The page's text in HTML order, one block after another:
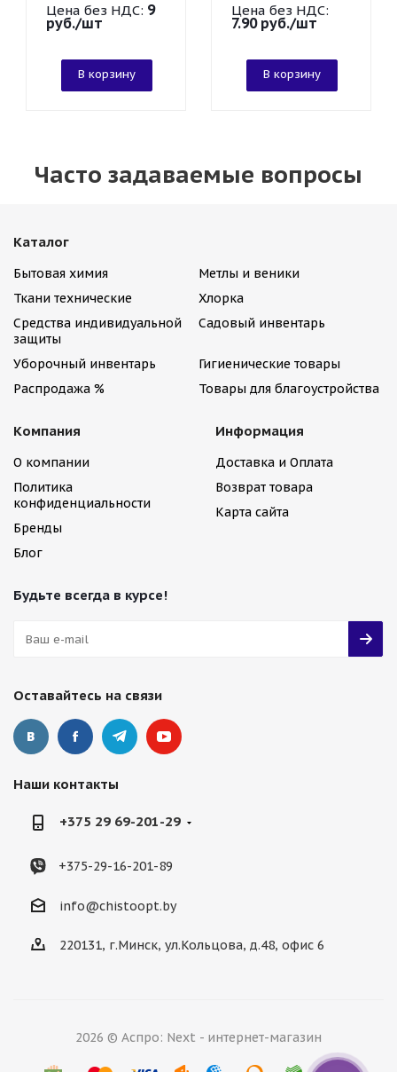
Цена без НДС: 9
руб./шт
В корзину
Цена без НДС:
7.90руб./шт
В корзину
Часто задаваемые вопросы
Каталог
Бытовая химия
Метлы и веники
Ткани технические
Хлорка
Средства индивидуальной
защиты
Садовый инвентарь
Уборочный инвентарь
Гигиенические товары
Распродажа %
Товары для благоустройства
Компания
О компании
Политика
конфиденциальности
Бренды
Блог
Информация
Доставка и Оплата
Возврат товара
Карта сайта
Будьте всегда в курсе!
Оставайтесь на связи
Наши контакты
+375 29 69-201-29
+375-29-16-201-89
info@chistoopt.by
220131, г.Минск, ул.Кольцова, д.48, офис 6
2026 © Аспро: Next - интернет-магазин